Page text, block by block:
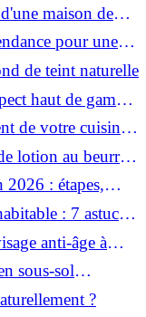
maison de
pour une
de teint naturelle
haut de gamme
de votre cuisine
lotion au beurre
: étapes,
: 7 astuces
anti-âge à
sous-sol
?